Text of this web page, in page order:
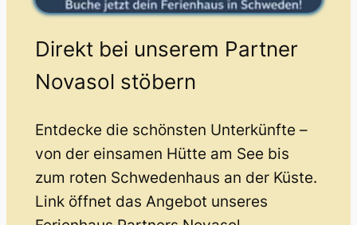
Direkt bei unserem Partner
Novasol stöbern
Entdecke die schönsten Unterkünfte –
von der einsamen Hütte am See bis
zum roten Schwedenhaus an der Küste.
Link öffnet das Angebot unseres